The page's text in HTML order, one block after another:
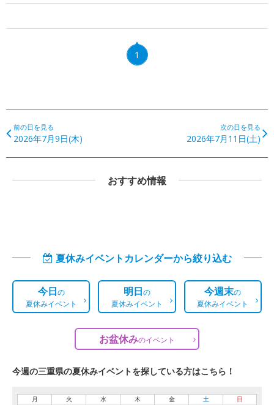
1
前の日を見る
2026年7月9日(木)
次の日を見る
2026年7月11日(土)
おすすめ情報
夏休みイベントカレンダーから絞り込む
今日の
夏休みイベント
明日の
夏休みイベント
今週末の
夏休みイベント
お盆休みのイベント
今週の三重県の夏休みイベントを探している方はこちら！
月 火 水 木 金 土 日